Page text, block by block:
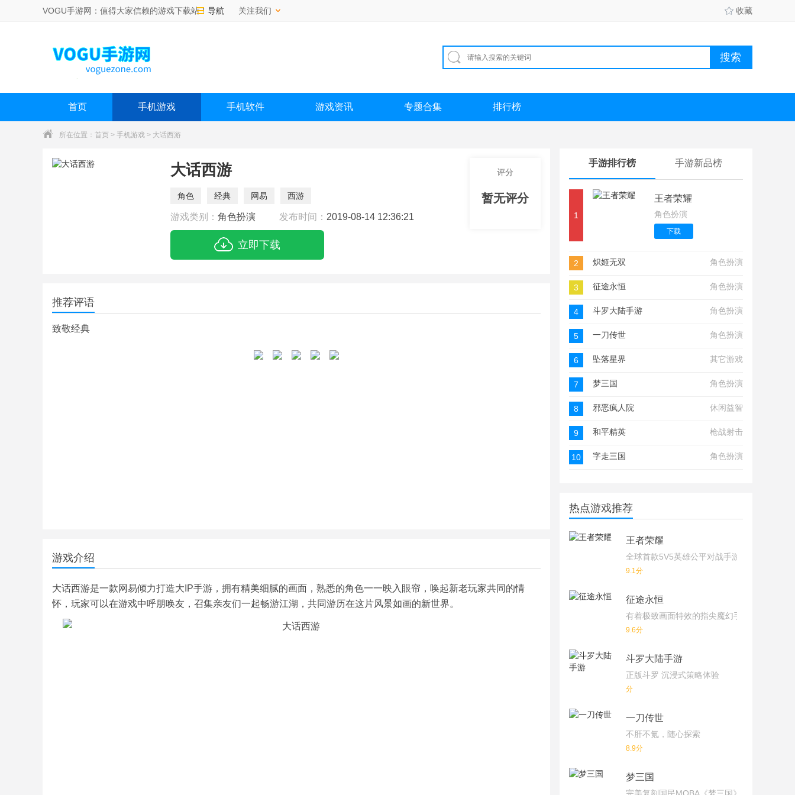
VOGU手游网：值得大家信赖的游戏下载站！ 导航 关注我们 收藏
首页 手机游戏 手机软件 游戏资讯 专题合集 排行榜
所在位置： 首页 > 手机游戏 > 大话西游
大话西游
角色 经典 网易 西游
游戏类别： 角色扮演 发布时间： 2019-08-14 12:36:21
立即下载
评分
暂无评分
推荐评语
致敬经典
游戏介绍
大话西游是一款网易倾力打造大IP手游，拥有精美细腻的画面，熟悉的角色一一映入眼帘，唤起新老玩家共同的情
怀，玩家可以在游戏中呼朋唤友，召集亲友们一起畅游江湖，共同游历在这片风景如画的新世界。
手游排行榜 手游新品榜
1
王者荣耀
角色扮演
下载
2 炽姬无双 角色扮演
3 征途永恒 角色扮演
4 斗罗大陆手游 角色扮演
5 一刀传世 角色扮演
6 坠落星界 其它游戏
7 梦三国 角色扮演
8 邪恶疯人院 休闲益智
9 和平精英 枪战射击
10 字走三国 角色扮演
热点游戏推荐
王者荣耀
全球首款5V5英雄公平对战手游
9.1分
征途永恒
有着极致画面特效的指尖魔幻手游
9.6分
斗罗大陆手游
正版斗罗 沉浸式策略体验
分
一刀传世
不肝不氪，随心探索
8.9分
梦三国